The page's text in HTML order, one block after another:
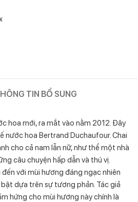
TIN BỔ SUNG
hoa mới, ra mắt vào nằm 2012. Đây
nước hoa Bertrand Duchaufour. Chai
cho cả nam lẫn nữ, như thể một nhà
câu chuyện hấp dẫn và thú vị.
đến với mùi hương đáng ngạc nhiên
dựa trên sự tương phản. Tác giả
hứng cho mùi hương này chính là